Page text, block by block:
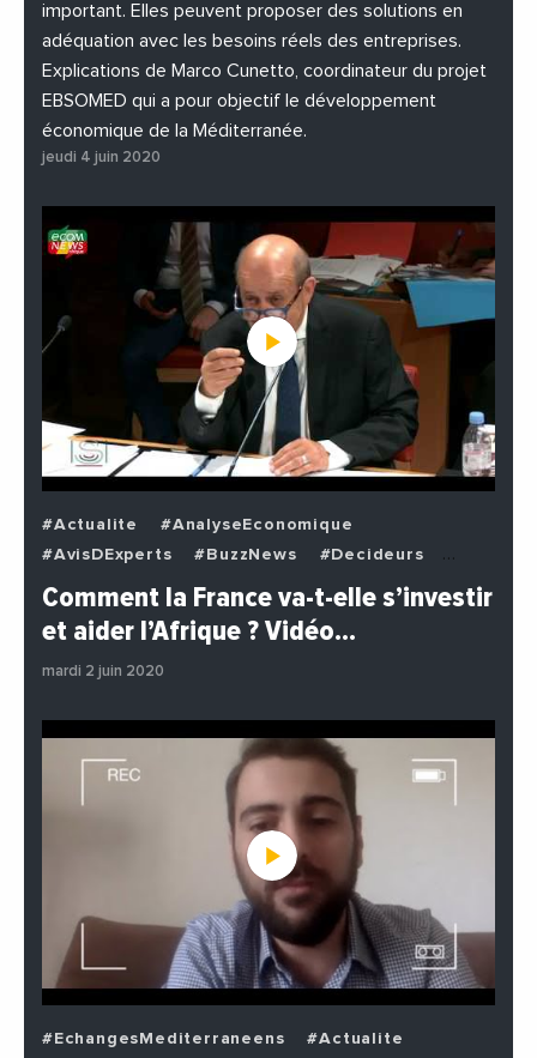
important. Elles peuvent proposer des solutions en
adéquation avec les besoins réels des entreprises.
Explications de Marco Cunetto, coordinateur du projet
EBSOMED qui a pour objectif le développement
économique de la Méditerranée.
jeudi 4 juin 2020
#Actualite
#AnalyseEconomique
#AvisDExperts
#BuzzNews
#Decideurs
#EchangesMediterraneens
#Economie
#Politique
Comment la France va-t-elle s’investir
et aider l’Afrique ? Vidéo…
mardi 2 juin 2020
#EchangesMediterraneens #Actualite